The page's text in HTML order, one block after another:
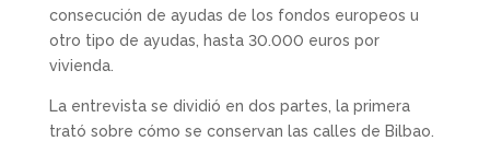
consecución de ayudas de los fondos europeos u
otro tipo de ayudas, hasta 30.000 euros por
vivienda.
La entrevista se dividió en dos partes, la primera
trató sobre cómo se conservan las calles de Bilbao.